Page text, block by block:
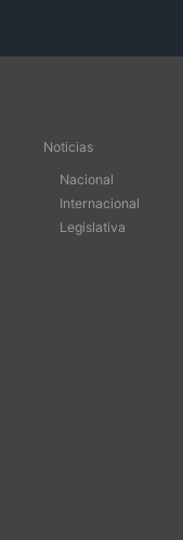
Noticias
Nacional
Internacional
Legislativa